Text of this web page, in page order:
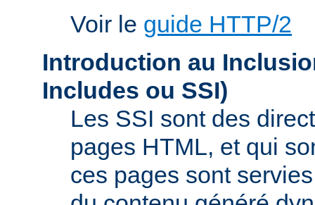
Voir le guide HTTP/2
Introduction au
Includes ou SSI)
Les SSI sont des
pages HTML, et qui
ces pages sont